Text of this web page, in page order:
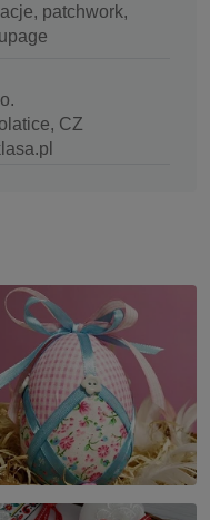
patchwork,
CZ